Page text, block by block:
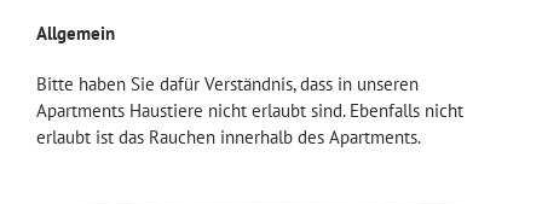
Allgemein
Bitte haben Sie dafür Verständnis, dass in unseren
Apartments Haustiere nicht erlaubt sind. Ebenfalls nicht
erlaubt ist das Rauchen innerhalb des Apartments.